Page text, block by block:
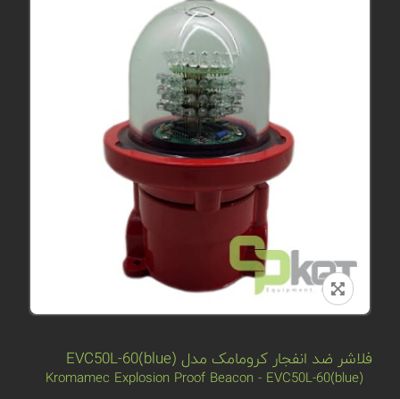
فلاشر ضد انفجار کرومامک مدل EVC50L-60(blue)
Kromamec Explosion Proof Beacon - EVC50L-60(blue)